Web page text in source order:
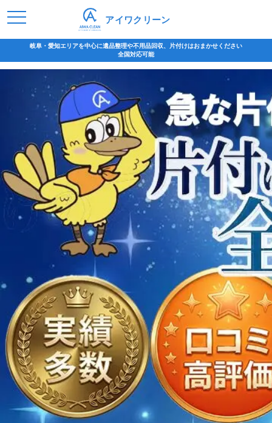
アイワクリーン